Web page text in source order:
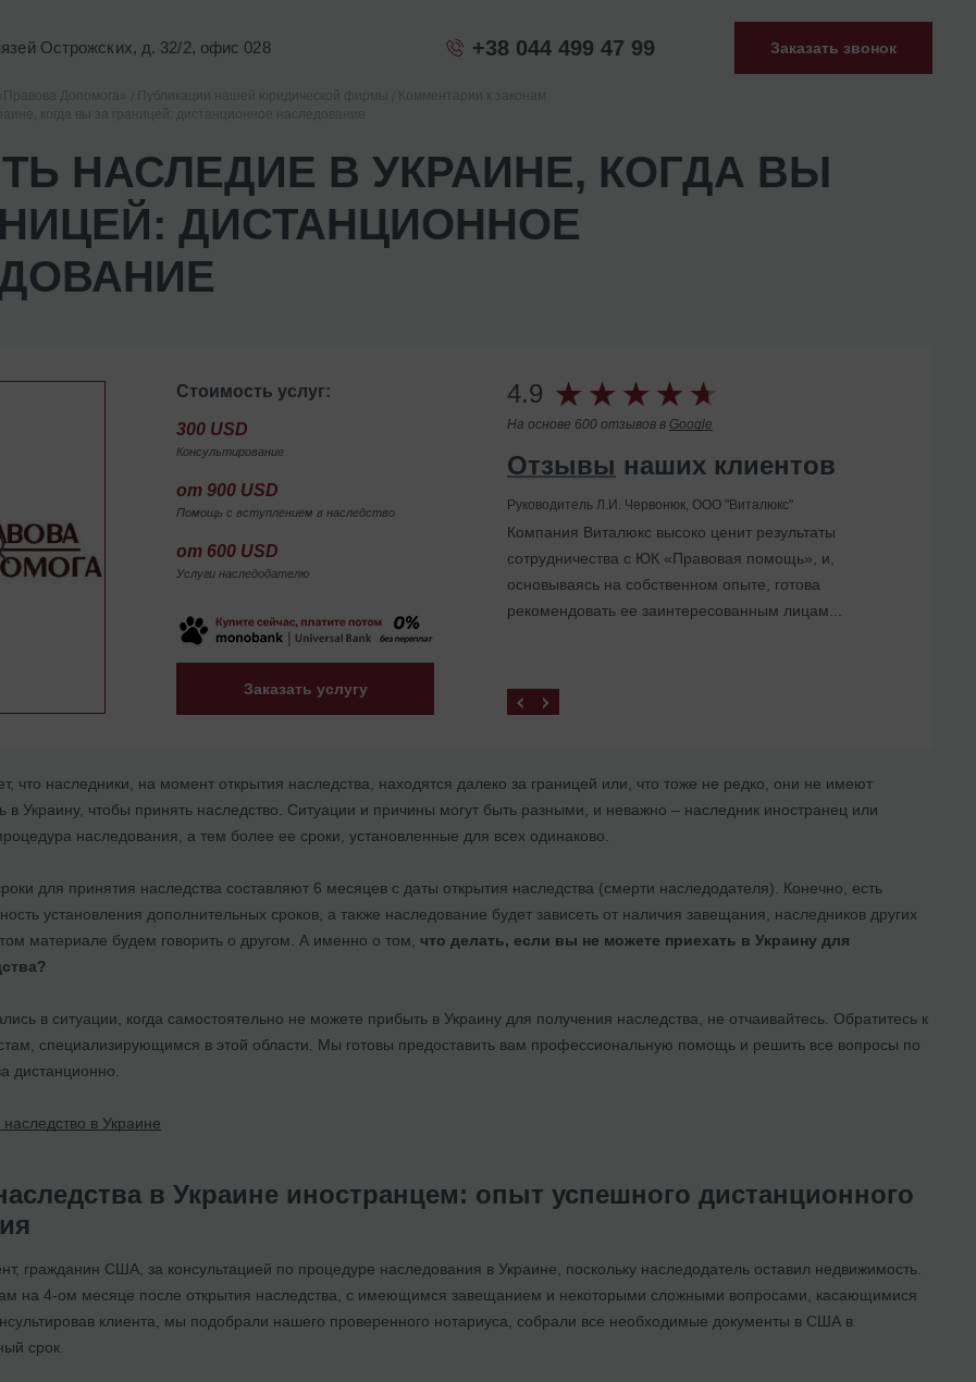
Острожских, д. 32/2, офис 028 +38 044 499 47 99 Заказать звонок
НАСЛЕДИЕ В УКРАИНЕ, КОГДА ВЫ
ДИСТАНЦИОННОЕ
Стоимость услуг:
300 USD
Консультирование
от 900 USD
Помощь с вступлением в наследство
от 600 USD
Услуги наследодателю
Заказать услугу
4.9
На основе 600 отзывов в Google
Отзывы наших клиентов
Руководитель Л.И. Червонюк, ООО "Виталюкс"
Компания Виталюкс высоко ценит результаты
сотрудничества с ЮК «Правовая помощь», и,
основываясь на собственном опыте, готова
рекомендовать ее заинтересованным лицам...
Помогли с ликвидацией иностранного
представительства в Украине
что наследники, на момент открытия наследства, находятся далеко за границей или, что тоже не редко, они не имеют
в Украину, чтобы принять наследство. Ситуации и причины могут быть разными, и неважно – наследник иностранец или
наследования, а тем более ее сроки, установленные для всех одинаково.
для принятия наследства составляют 6 месяцев с даты открытия наследства (смерти наследодателя). Конечно, есть
установления дополнительных сроков, а также наследование будет зависеть от наличия завещания, наследников других
материале будем говорить о другом. А именно о том, что делать, если вы не можете приехать в Украину для
в ситуации, когда самостоятельно не можете прибыть в Украину для получения наследства, не отчаивайтесь. Обратитесь к
специализирующимся в этой области. Мы готовы предоставить вам профессиональную помощь и решить все вопросы по
дистанционно.
в Украине
в Украине иностранцем: опыт успешного дистанционного
гражданин США, за консультацией по процедуре наследования в Украине, поскольку наследодатель оставил недвижимость.
на 4-ом месяце после открытия наследства, с имеющимся завещанием и некоторыми сложными вопросами, касающимися
клиента, мы подобрали нашего проверенного нотариуса, собрали все необходимые документы в США в
срок.